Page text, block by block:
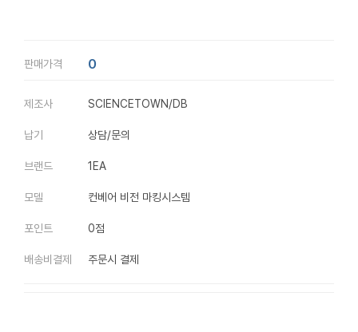
판매가격 0
제조사 SCIENCETOWN/DB
납기 상담/문의
브랜드 1EA
모델 컨베어 비전 마킹시스템
포인트 0점
배송비결제 주문시 결제